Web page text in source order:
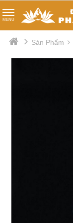
MENU
Phật Đản Sanh
Sản Phẩm